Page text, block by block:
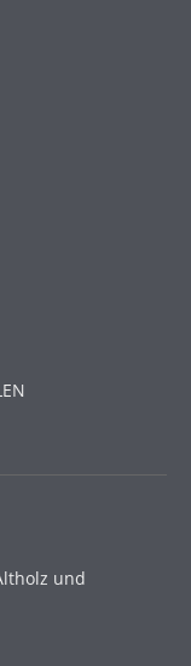
und